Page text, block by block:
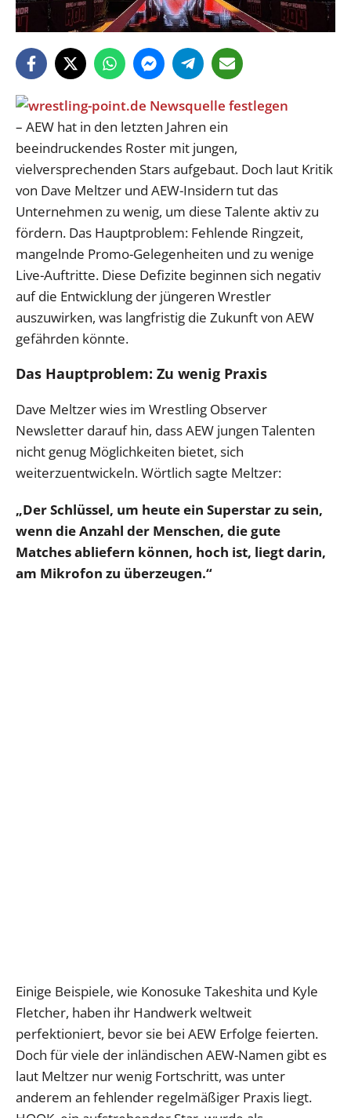
– AEW hat in den letzten Jahren ein
beeindruckendes Roster mit jungen,
vielversprechenden Stars aufgebaut. Doch laut Kritik
von Dave Meltzer und AEW-Insidern tut das
Unternehmen zu wenig, um diese Talente aktiv zu
fördern. Das Hauptproblem: Fehlende Ringzeit,
mangelnde Promo-Gelegenheiten und zu wenige
Live-Auftritte. Diese Defizite beginnen sich negativ
auf die Entwicklung der jüngeren Wrestler
auszuwirken, was langfristig die Zukunft von AEW
gefährden könnte.
Das Hauptproblem: Zu wenig Praxis
Dave Meltzer wies im Wrestling Observer
Newsletter darauf hin, dass AEW jungen Talenten
nicht genug Möglichkeiten bietet, sich
weiterzuentwickeln. Wörtlich sagte Meltzer:
„Der Schlüssel, um heute ein Superstar zu sein,
wenn die Anzahl der Menschen, die gute
Matches abliefern können, hoch ist, liegt darin,
am Mikrofon zu überzeugen.“
Einige Beispiele, wie Konosuke Takeshita und Kyle
Fletcher, haben ihr Handwerk weltweit
perfektioniert, bevor sie bei AEW Erfolge feierten.
Doch für viele der inländischen AEW-Namen gibt es
laut Meltzer nur wenig Fortschritt, was unter
anderem an fehlender regelmäßiger Praxis liegt.